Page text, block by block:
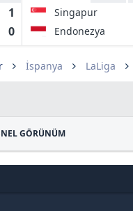
1
0
Singapur
Endonezya
İspanya LaLiga
GÖRÜNÜM